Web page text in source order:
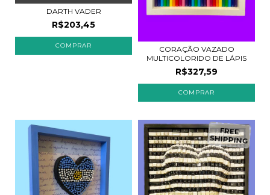
DARTH VADER
R$203,45
CORAÇÃO VAZADO
MULTICOLORIDO DE LÁPIS
R$327,59
FREE
SHIPPING